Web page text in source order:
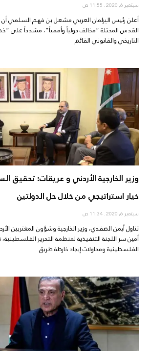
سبتمبر 6, 2020
أعلن رئيس البرلمان العربي مشعل بن فهم السلمي أن
القدس المحتلة “مخالف دولياً وأممياً”، مشدداً على
التاريخي والقانوني القائم
وزير الخارجية الأردني و عريقات: تحقيق
خيار استراتيجي من خلال حل الدولتين
سبتمبر 6, 2020
تناول أيمن الصفدي، وزير الخارجية وشؤون المغتربين
أمين سر اللجنة التنفيذية لمنظمة التحرير
الفلسطينية ومحاولات إيجاد خارطة طريق